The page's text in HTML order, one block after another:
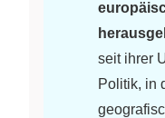
seit ihrer
Politik, in